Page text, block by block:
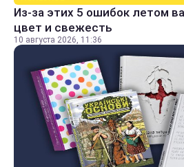
Из-за этих 5 ошибок летом
цвет и свежесть
10 августа 2026, 11:36